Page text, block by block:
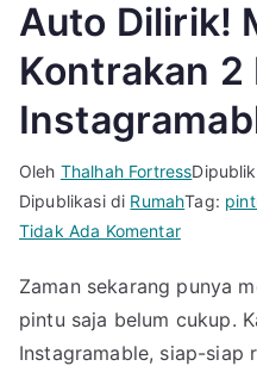
Auto Dilirik!
Kontrakan 2
Oleh Thalhah Fortress
Dipublikasi di RumahTag:
Tidak Ada Komentarpada
Dilirik!
Model
Rumah
Zaman sekarang punya
pintu saja belum cukup.
Instagramable, siap-siap